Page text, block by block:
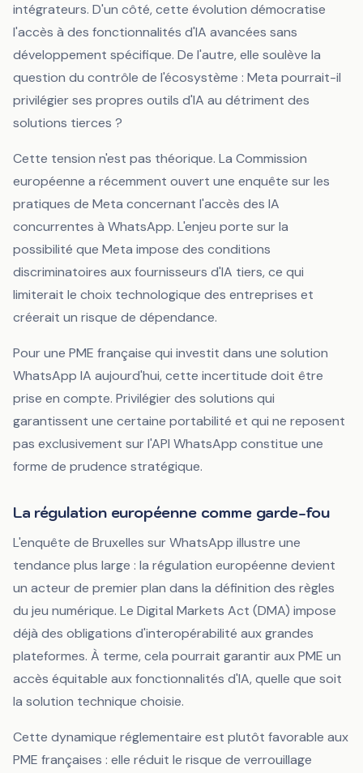
intégrateurs. D'un côté, cette évolution démocratise
l'accès à des fonctionnalités d'IA avancées sans
développement spécifique. De l'autre, elle soulève la
question du contrôle de l'écosystème : Meta pourrait-il
privilégier ses propres outils d'IA au détriment des
solutions tierces ?
Cette tension n'est pas théorique. La Commission
européenne a récemment ouvert une enquête sur les
pratiques de Meta concernant l'accès des IA
concurrentes à WhatsApp. L'enjeu porte sur la
possibilité que Meta impose des conditions
discriminatoires aux fournisseurs d'IA tiers, ce qui
limiterait le choix technologique des entreprises et
créerait un risque de dépendance.
Pour une PME française qui investit dans une solution
WhatsApp IA aujourd'hui, cette incertitude doit être
prise en compte. Privilégier des solutions qui
garantissent une certaine portabilité et qui ne reposent
pas exclusivement sur l'API WhatsApp constitue une
forme de prudence stratégique.
La régulation européenne comme garde-fou
L'enquête de Bruxelles sur WhatsApp illustre une
tendance plus large : la régulation européenne devient
un acteur de premier plan dans la définition des règles
du jeu numérique. Le Digital Markets Act (DMA) impose
déjà des obligations d'interopérabilité aux grandes
plateformes. À terme, cela pourrait garantir aux PME un
accès équitable aux fonctionnalités d'IA, quelle que soit
la solution technique choisie.
Cette dynamique réglementaire est plutôt favorable aux
PME françaises : elle réduit le risque de verrouillage